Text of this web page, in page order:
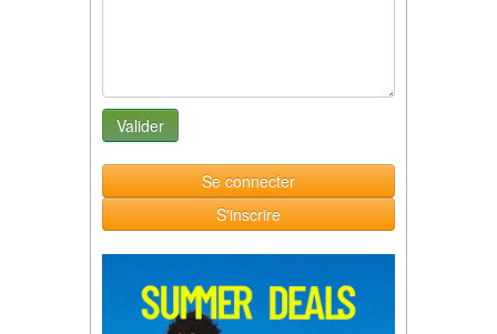
Se connecter
S'inscrire